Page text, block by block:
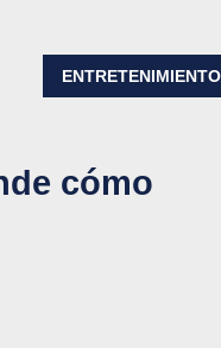
ENTRETENIMIENTO
cómo